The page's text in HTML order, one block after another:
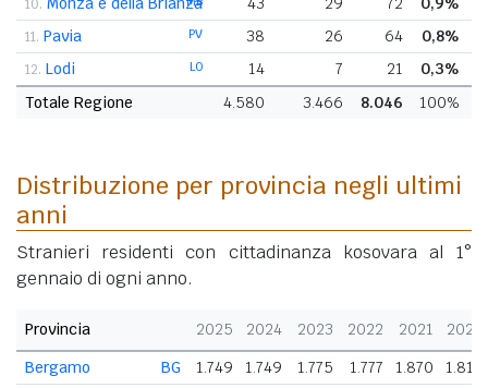
10.
11. PV
Pavia 38 26 64 0,8%
12. LO
Lodi 14 7 21 0,3%
Totale Regione
4.580 3.466 8.046 100%
Distribuzione per provincia negli ultimi
anni
Stranieri residenti con cittadinanza kosovara al 1°
gennaio di ogni anno.
Provincia 2025 2024 2023 2022 2021
2020
BG
Bergamo 1.749 1.749 1.775 1.777 1.870
1.818